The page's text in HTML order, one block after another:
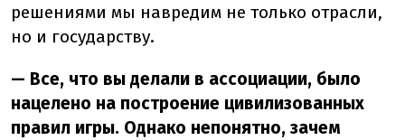
решениями мы навредим не только отрасли,
но и государству.
— Все, что вы делали в ассоциации, было
нацелено на построение цивилизованных
правил игры. Однако непонятно, зачем